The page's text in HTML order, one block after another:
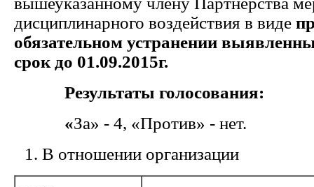
дисциплинарного воздействия в виде
обязательном устранении
срок до 01.09.2015г.
Результаты голосования:
«За» - 4, «Против» - нет.
В отношении организации